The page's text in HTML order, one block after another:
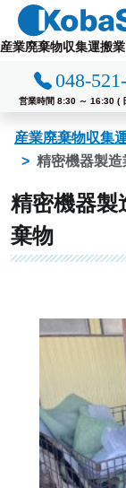
テ
ッ
産業廃棄物収集運搬
048-
営業時間 8:30 ～ 16:30 (
産業廃棄物収集
精密機器製
精密機器製
棄物